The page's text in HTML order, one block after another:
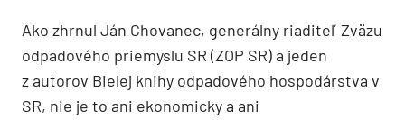
Ako zhrnul Ján Chovanec, generálny riaditeľ Zväzu
odpadového priemyslu SR (ZOP SR) a jeden
z autorov Bielej knihy odpadového hospodárstva v
SR, nie je to ani ekonomicky a ani